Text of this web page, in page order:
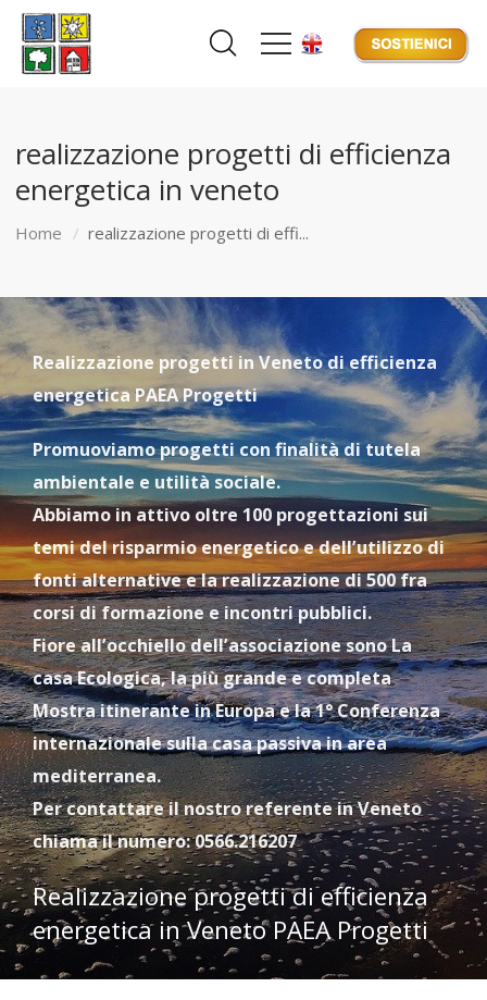
realizzazione progetti di efficienza
energetica in veneto
Home realizzazione progetti di effi...
Realizzazione progetti in Veneto di efficienza
energetica PAEA Progetti
Promuoviamo progetti con finalità di tutela
ambientale e utilità sociale.
Abbiamo in attivo oltre 100 progettazioni sui
temi del risparmio energetico e dell’utilizzo di
fonti alternative e la realizzazione di 500 fra
corsi di formazione e incontri pubblici.
Fiore all’occhiello dell’associazione sono La
casa Ecologica, la più grande e completa
Mostra itinerante in Europa e la 1° Conferenza
internazionale sulla casa passiva in area
mediterranea.
Per contattare il nostro referente in Veneto
chiama il numero: 0566.216207
Realizzazione progetti di efficienza
energetica in Veneto PAEA Progetti